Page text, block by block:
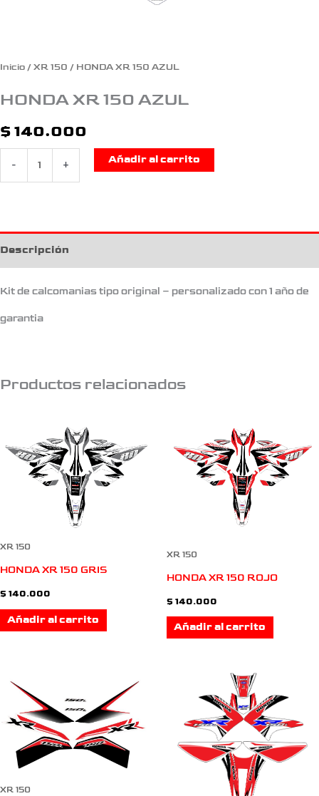
Inicio / XR 150 / HONDA XR 150 AZUL
HONDA XR 150 AZUL
$ 140.000
- +
Añadir al carrito
Descripción
Kit de calcomanias tipo original – personalizado con 1 año de
garantia
Productos relacionados
XR 150
HONDA XR 150 GRIS
$ 140.000
Añadir al carrito
XR 150
HONDA XR 150 ROJO
$ 140.000
Añadir al carrito
XR 150